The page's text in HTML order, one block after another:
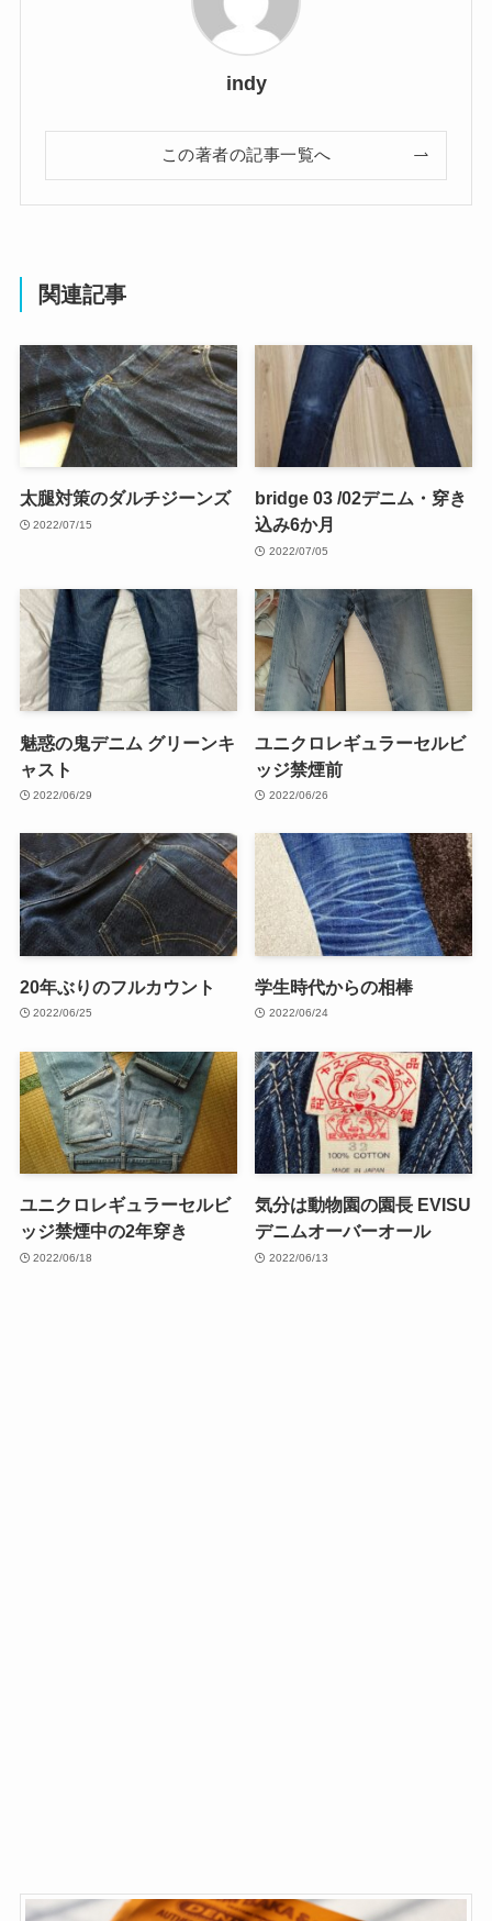
indy
この著者の記事一覧へ
関連記事
太腿対策のダルチジーンズ
2022/07/15
bridge 03 /02デニム・穿き
込み6か月
2022/07/05
魅惑の鬼デニム グリーンキ
ャスト
2022/06/29
ユニクロレギュラーセルビ
ッジ禁煙前
2022/06/26
20年ぶりのフルカウント
2022/06/25
学生時代からの相棒
2022/06/24
ユニクロレギュラーセルビ
ッジ禁煙中の2年穿き
2022/06/18
気分は動物園の園長 EVISU
デニムオーバーオール
2022/06/13